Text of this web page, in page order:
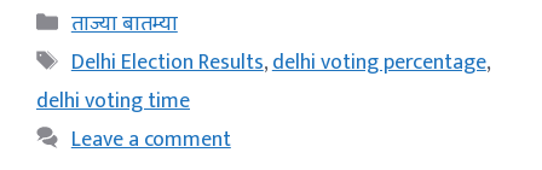
Categories
ताज्या बातम्या
Tags
Delhi Election Results,delhi voting percentage,
delhi voting time
Leave a comment